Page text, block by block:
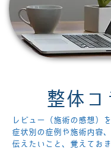
整体コ
レビュー（施術の感想）を
症状別の症例や施術内容
伝えたいこと、覚えてお